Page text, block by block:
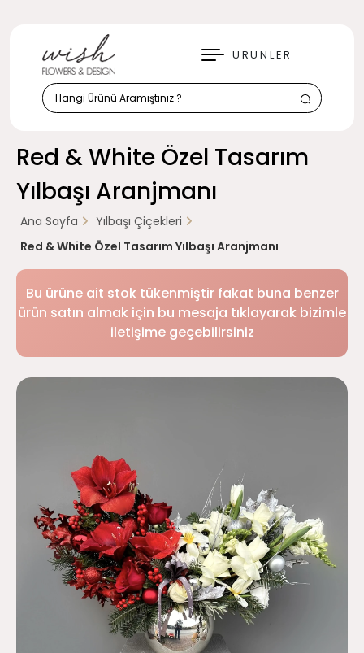
ÜRÜNLER
KAPAT
Red & White Özel Tasarım
Yılbaşı Aranjmanı
Ana Sayfa
Yılbaşı Çiçekleri
Red & White Özel Tasarım Yılbaşı Aranjmanı
Bu ürüne ait stok tükenmiştir fakat buna benzer
ürün satın almak için bu mesaja tıklayarak bizimle
iletişime geçebilirsiniz